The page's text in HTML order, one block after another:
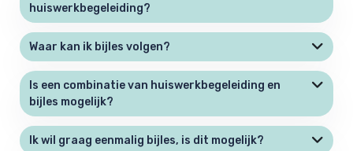
huiswerkbegeleiding?
Waar kan ik bijles volgen?
Is een combinatie van huiswerkbegeleiding en
bijles mogelijk?
Ik wil graag eenmalig bijles, is dit mogelijk?